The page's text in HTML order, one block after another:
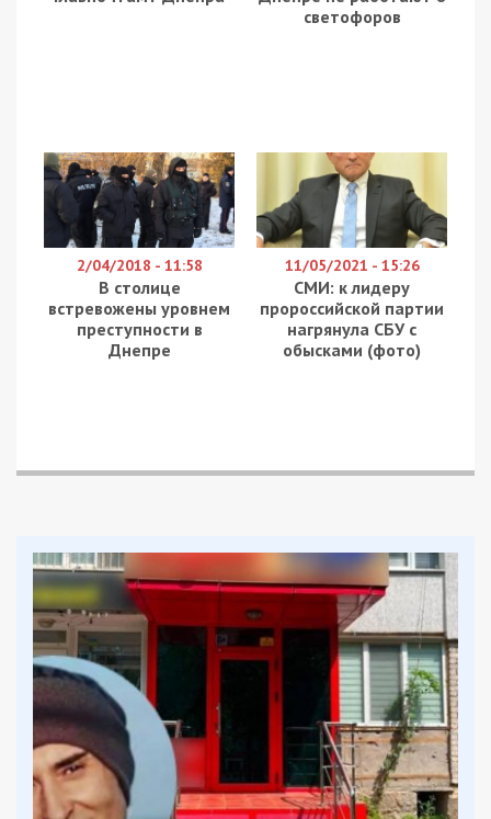
светофоров
2/04/2018 - 11:58
В столице
встревожены уровнем
преступности в
Днепре
11/05/2021 - 15:26
СМИ: к лидеру
пророссийской партии
нагрянула СБУ с
обысками (фото)